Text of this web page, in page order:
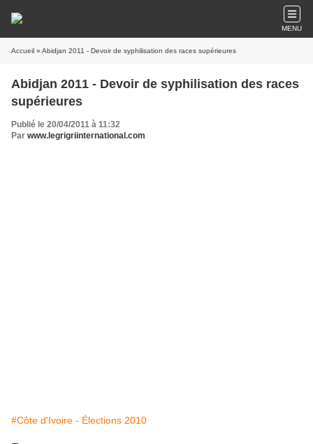
MENU
Accueil » Abidjan 2011 - Devoir de syphilisation des races supérieures
Abidjan 2011 - Devoir de syphilisation des races
supérieures
Publié le 20/04/2011 à 11:32
Par www.legrigriinternational.com
#Côte d'Ivoire - Élections 2010